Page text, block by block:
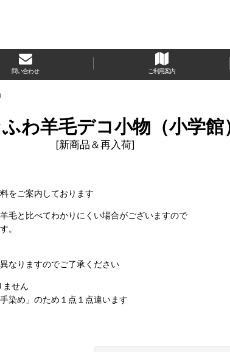
問い合わせ ご利用案内
わ羊毛デコ小物（小学館
[新商品＆再入荷]
をご案内しております
毛と比べてわかりにくい場合がございますので
。
なりますのでご了承ください
ません
染め」のため１点１点違います